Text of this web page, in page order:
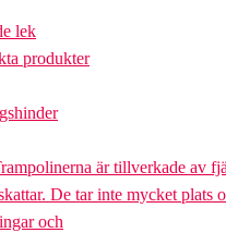
lek
produkter
är tillverkade av
De tar inte mycket plats
och